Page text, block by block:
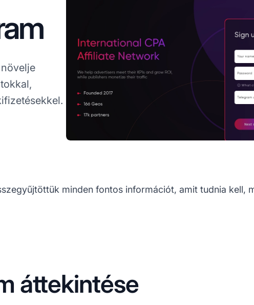
minden fontos információt, amit tudnia kell,
áttekintése